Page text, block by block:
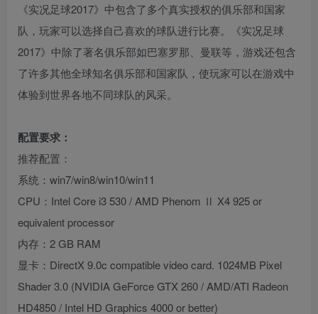
《实况足球2017》中包含了多个真实授权的俱乐部和国家
队，玩家可以选择自己喜欢的球队进行比赛。《实况足球
2017》中除了著名俱乐部如巴塞罗那、曼联等，游戏还包含
了许多其他全球知名俱乐部和国家队，使玩家可以在游戏中
体验到世界各地不同球队的风采。
配置要求：
推荐配置：
系统：win7/win8/win10/win11
CPU：Intel Core i3 530 / AMD Phenom Ⅱ X4 925 or
equivalent processor
内存：2 GB RAM
显卡：DirectX 9.0c compatible video card. 1024MB Pixel
Shader 3.0 (NVIDIA GeForce GTX 260 / AMD/ATI Radeon
HD4850 / Intel HD Graphics 4000 or better)